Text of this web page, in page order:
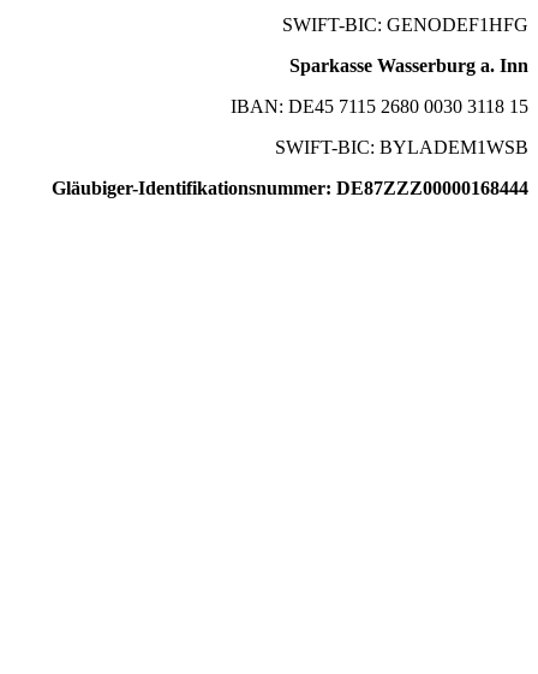
SWIFT-BIC: GENODEF1HFG
Sparkasse Wasserburg a. Inn
IBAN: DE45 7115 2680 0030 3118 15
SWIFT-BIC: BYLADEM1WSB
Gläubiger-Identifikationsnummer: DE87ZZZ00000168444